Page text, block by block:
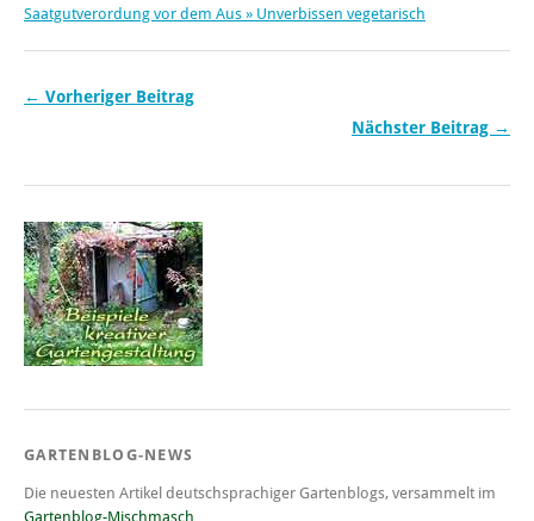
Saatgutverordung vor dem Aus » Unverbissen vegetarisch
← Vorheriger Beitrag
Nächster Beitrag →
GARTENBLOG-NEWS
Die neuesten Artikel deutschsprachiger Gartenblogs, versammelt im
Gartenblog-Mischmasch